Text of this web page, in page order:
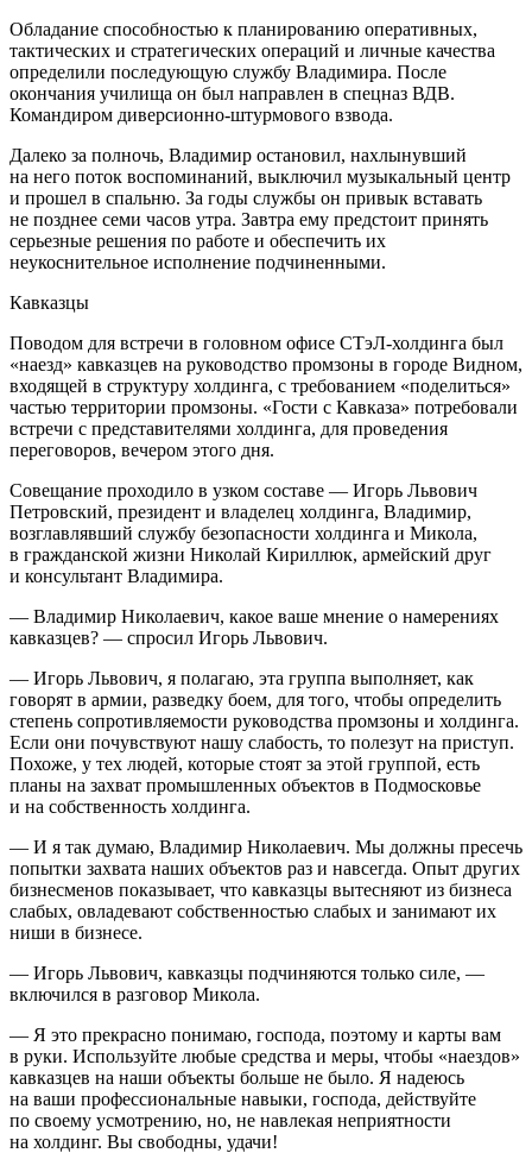
Обладание способностью к планированию оперативных,
тактических и стратегических операций и личные качества
определили последующую службу Владимира. После
окончания училища он был направлен в спецназ ВДВ.
Командиром диверсионно-штурмового взвода.
Далеко за полночь, Владимир остановил, нахлынувший
на него поток воспоминаний, выключил музыкальный центр
и прошел в спальню. За годы службы он привык вставать
не позднее семи часов утра. Завтра ему предстоит принять
серьезные решения по работе и обеспечить их
неукоснительное исполнение подчиненными.
Кавказцы
Поводом для встречи в головном офисе СТэЛ-холдинга был
«наезд» кавказцев на руководство промзоны в городе Видном,
входящей в структуру холдинга, с требованием «поделиться»
частью территории промзоны. «Гости с Кавказа» потребовали
встречи с представителями холдинга, для проведения
переговоров, вечером этого дня.
Совещание проходило в узком составе — Игорь Львович
Петровский, президент и владелец холдинга, Владимир,
возглавлявший службу безопасности холдинга и Микола,
в гражданской жизни Николай Кириллюк, армейский друг
и консультант Владимира.
— Владимир Николаевич, какое ваше мнение о намерениях
кавказцев? — спросил Игорь Львович.
— Игорь Львович, я полагаю, эта группа выполняет, как
говорят в армии, разведку боем, для того, чтобы определить
степень сопротивляемости руководства промзоны и холдинга.
Если они почувствуют нашу слабость, то полезут на приступ.
Похоже, у тех людей, которые стоят за этой группой, есть
планы на захват промышленных объектов в Подмосковье
и на собственность холдинга.
— И я так думаю, Владимир Николаевич. Мы должны пресечь
попытки захвата наших объектов раз и навсегда. Опыт других
бизнесменов показывает, что кавказцы вытесняют из бизнеса
слабых, овладевают собственностью слабых и занимают их
ниши в бизнесе.
— Игорь Львович, кавказцы подчиняются только силе, —
включился в разговор Микола.
— Я это прекрасно понимаю, господа, поэтому и карты вам
в руки. Используйте любые средства и меры, чтобы «наездов»
кавказцев на наши объекты больше не было. Я надеюсь
на ваши профессиональные навыки, господа, действуйте
по своему усмотрению, но, не навлекая неприятности
на холдинг. Вы свободны, удачи!